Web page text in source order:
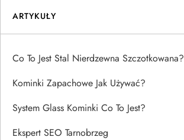
ARTYKUŁY
Co To Jest Stal Nierdzewna Szczotkowana?
Kominki Zapachowe Jak Używać?
System Glass Kominki Co To Jest?
Ekspert SEO Tarnobrzeg